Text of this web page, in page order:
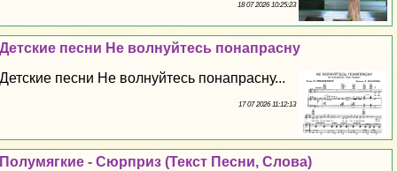
18 07 2026 10:25:23
Детские песни Не волнуйтесь понапрасну
Детские песни Не волнуйтесь понапрасну...
17 07 2026 11:12:13
Полумягкие - Сюрприз (Текст Песни, Слова)